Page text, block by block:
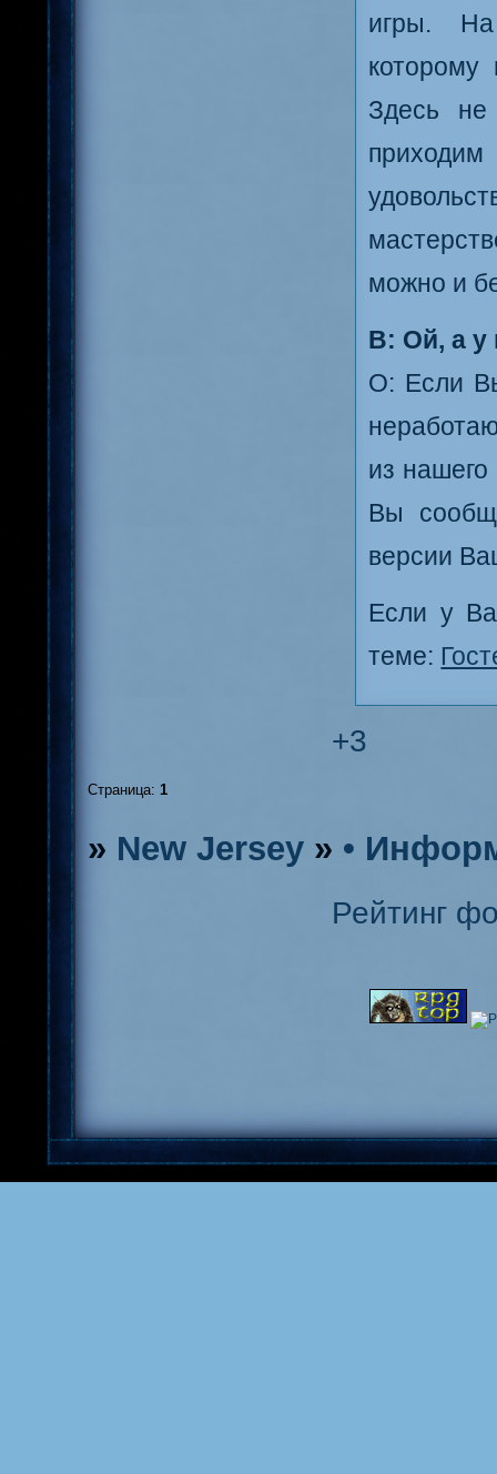
игры. На
которому
Здесь
приходим
можно и
В: Ой, а у
О: Если
из
Вы
версии
Если у
теме:
+3
Страница: 1
» New Jersey » •
Рейтинг